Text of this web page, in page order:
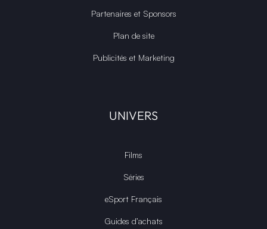
Partenaires et Sponsors
Plan de site
Publicités et Marketing
UNIVERS
Films
Séries
eSport Français
Guides d’achats